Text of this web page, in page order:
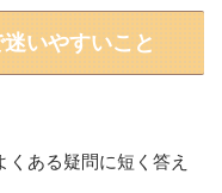
いやすいこと
ある疑問に短く答え